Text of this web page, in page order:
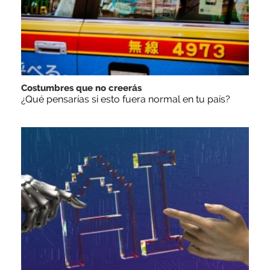
Costumbres que no creerás
¿Qué pensarías si esto fuera normal en tu país?